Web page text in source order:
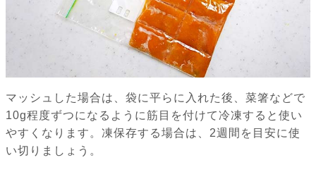
マッシュした場合は、袋に平らに入れた後、菜箸などで
10g程度ずつになるように筋目を付けて冷凍すると使い
やすくなります。凍保存する場合は、2週間を目安に使
い切りましょう。